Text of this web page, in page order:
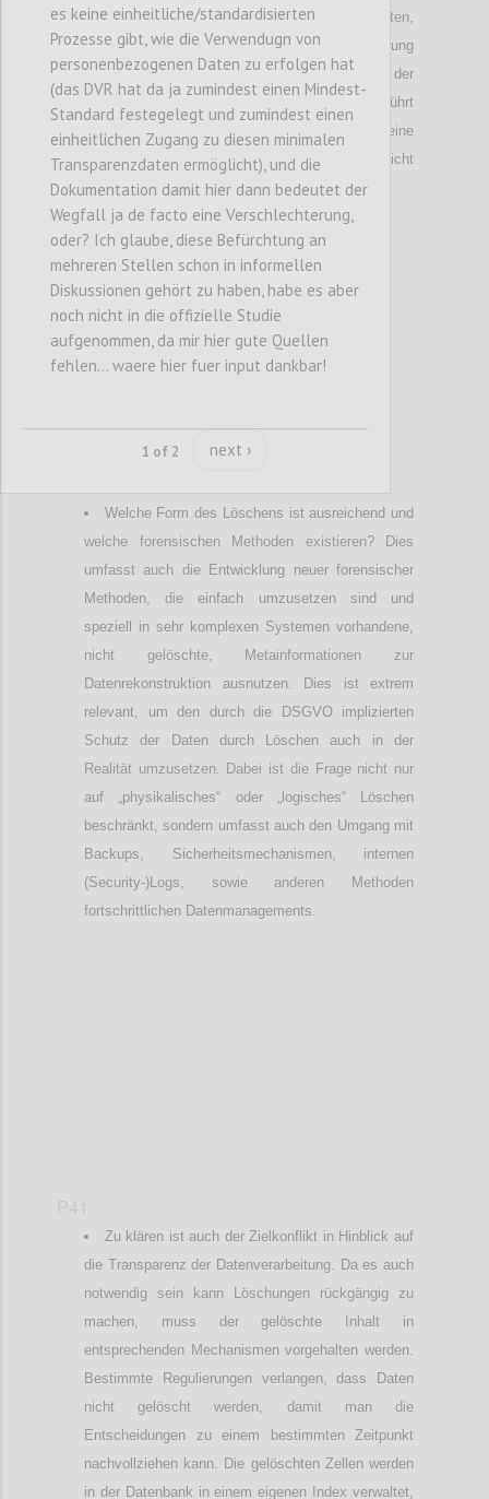
Verschneidung von (u.U. teilweise sensiblen) Daten,
so wäre zu klären, ab wann eine Anonymisierung
durchgeführt werden muss, bzw. ob der Akt der
Verschneidung noch unanonymisiert durchgeführt
werden darf. Dies ist speziell wichtig, da eine
Verschneidung anonymisierter Daten oftmals nicht
möglich ist.
Welche Form des Löschens ist ausreichend und
welche forensischen Methoden existieren? Dies
umfasst auch die Entwicklung neuer forensischer
Methoden, die einfach umzusetzen sind und
speziell in sehr komplexen Systemen vorhandene,
nicht gelöschte, Metainformationen zur
Datenrekonstruktion ausnutzen. Dies ist extrem
relevant, um den durch die DSGVO implizierten
Schutz der Daten durch Löschen auch in der
Realität umzusetzen. Dabei ist die Frage nicht nur
auf „physikalisches“ oder „logisches“ Löschen
beschränkt, sondern umfasst auch den Umgang mit
Backups, Sicherheitsmechanismen, internen
(Security-)Logs, sowie anderen Methoden
fortschrittlichen Datenmanagements.
Zu klären ist auch der Zielkonflikt in Hinblick auf
die Transparenz der Datenverarbeitung. Da es auch
notwendig sein kann Löschungen rückgängig zu
machen, muss der gelöschte Inhalt in
entsprechenden Mechanismen vorgehalten werden.
Bestimmte Regulierungen verlangen, dass Daten
nicht gelöscht werden, damit man die
Entscheidungen zu einem bestimmten Zeitpunkt
nachvollziehen kann. Die gelöschten Zellen werden
in der Datenbank in einem eigenen Index verwaltet,
es keine einheitliche/standardisierten
Prozesse gibt, wie die Verwendugn von
personenbezogenen Daten zu erfolgen hat
(das DVR hat da ja zumindest einen Mindest-
Standard festegelegt und zumindest einen
einheitlichen Zugang zu diesen minimalen
Transparenzdaten ermöglicht), und die
Dokumentation damit hier dann bedeutet der
Wegfall ja de facto eine Verschlechterung,
oder? Ich glaube, diese Befürchtung an
mehreren Stellen schon in informellen
Diskussionen gehört zu haben, habe es aber
noch nicht in die offizielle Studie
aufgenommen, da mir hier gute Quellen
fehlen... waere hier fuer input dankbar!
1 of 2 next ›